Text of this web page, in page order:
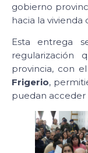
gobierno
hacia la vivienda
Esta entrega
regularización
provincia, con
Frigerio,
puedan acceder